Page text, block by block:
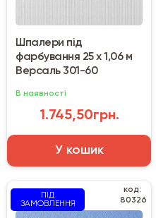
Шпалери під
фарбування 25 х 1,06 м
Версаль 301-60
В наявності
1.745,50грн.
У кошик
ПІД
ЗАМОВЛЕННЯ
код:
80326